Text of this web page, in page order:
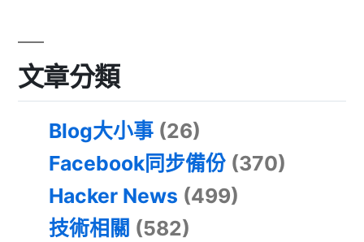
文章分類
Blog大小事 (26)
Facebook同步備份 (370)
Hacker News (499)
技術相關 (582)